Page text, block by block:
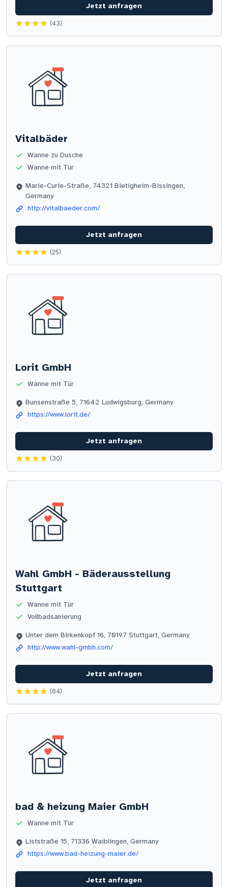
Jetzt anfragen
(43)
Vitalbäder
Wanne zu Dusche
Wanne mit Tür
Marie-Curie-Straße, 74321 Bietigheim-Bissingen,
Germany
http://vitalbaeder.com/
Jetzt anfragen
(25)
Lorit GmbH
Wanne mit Tür
Bunsenstraße 5, 71642 Ludwigsburg, Germany
https://www.lorit.de/
Jetzt anfragen
(30)
Wahl GmbH - Bäderausstellung
Stuttgart
Wanne mit Tür
Vollbadsanierung
Unter dem Birkenkopf 16, 70197 Stuttgart, Germany
http://www.wahl-gmbh.com/
Jetzt anfragen
(64)
bad & heizung Maier GmbH
Wanne mit Tür
Liststraße 15, 71336 Waiblingen, Germany
https://www.bad-heizung-maier.de/
Jetzt anfragen